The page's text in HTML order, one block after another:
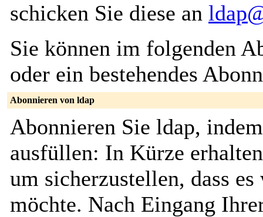
schicken Sie diese an
Sie können im folgenden
oder ein bestehendes
Abonnieren von ldap
Abonnieren Sie ldap,
ausfüllen: In Kürze
um sicherzustellen, dass
möchte. Nach Eingang